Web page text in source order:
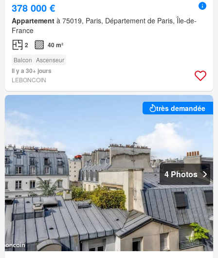
378 000 €
Appartement à 75019, Paris, Département de Paris, Île-de-
France
2 40 m²
Balcon Ascenseur
Il y a 30+ jours
LEBONCOIN
très demandée
4 Photos